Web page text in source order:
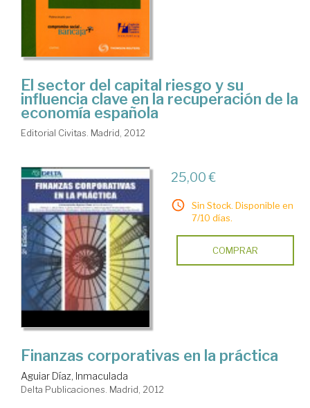
El sector del capital riesgo y su
influencia clave en la recuperación de la
economía española
Editorial Civitas. Madrid, 2012
25,00 €
Sin Stock. Disponible en
7/10 días.
COMPRAR
Finanzas corporativas en la práctica
Aguiar Díaz, Inmaculada
Delta Publicaciones. Madrid, 2012